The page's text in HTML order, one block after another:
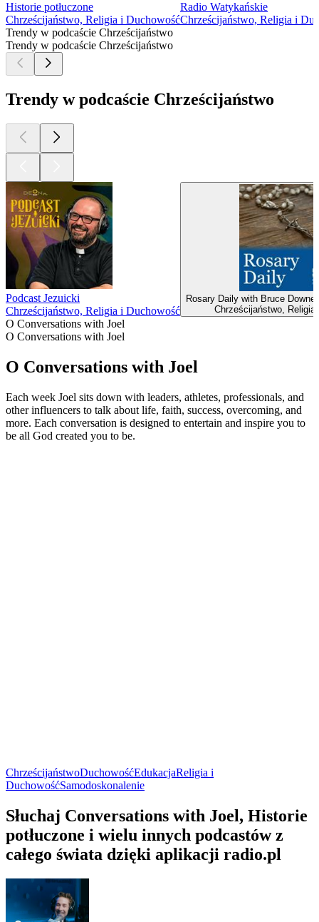
Historie potłuczone
Chrześcijaństwo, Religia i Duchowość
Radio Watykańskie
Chrześcijaństwo, Religia i
Trendy w podcaście Chrześcijaństwo
Trendy w podcaście Chrześcijaństwo
Trendy w podcaście Chrześcijaństwo
Podcast Jezuicki
Chrześcijaństwo, Religia i Duchowość
Rosary Daily with Bruce
Chrześcijaństwo, Religia
O Conversations with Joel
O Conversations with Joel
O Conversations with Joel
Each week Joel sits down with leaders, athletes, professionals, and
other influencers to talk about life, faith, success, overcoming, and
more. Each conversation is designed to entertain and inspire you to
be all God created you to be.
ChrześcijaństwoDuchowośćEdukacjaReligia i
DuchowośćSamodoskonalenie
Słuchaj Conversations with Joel, Historie
potłuczone i wielu innych podcastów z
całego świata dzięki aplikacji radio.pl